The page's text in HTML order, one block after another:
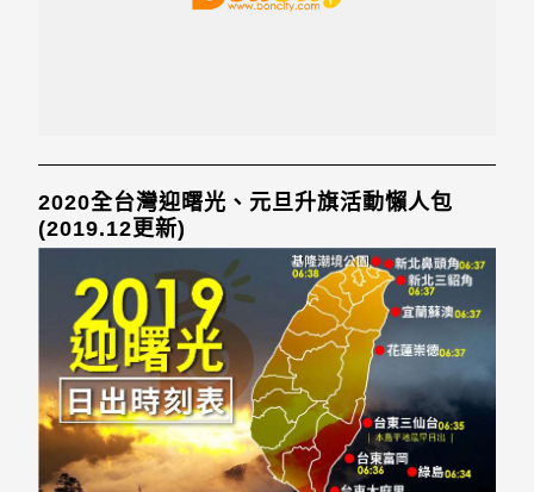
2020全台灣迎曙光、元旦升旗活動懶人包
(2019.12更新)